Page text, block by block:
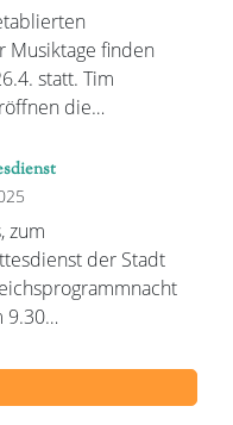
Musiktage finden
statt. Tim
die…
zum
der Stadt
9.30…